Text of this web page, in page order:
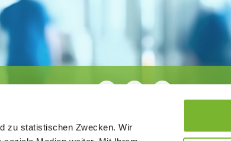
zu statistischen Zwecken. Wir